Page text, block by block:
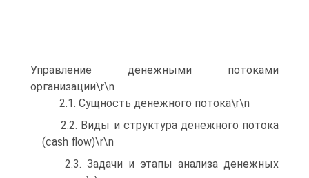
Управление денежными потоками
организации\r\n
2.1. Сущность денежного потока\r\n
2.2. Виды и структура денежного потока
(cash flow)\r\n
2.3. Задачи и этапы анализа денежных